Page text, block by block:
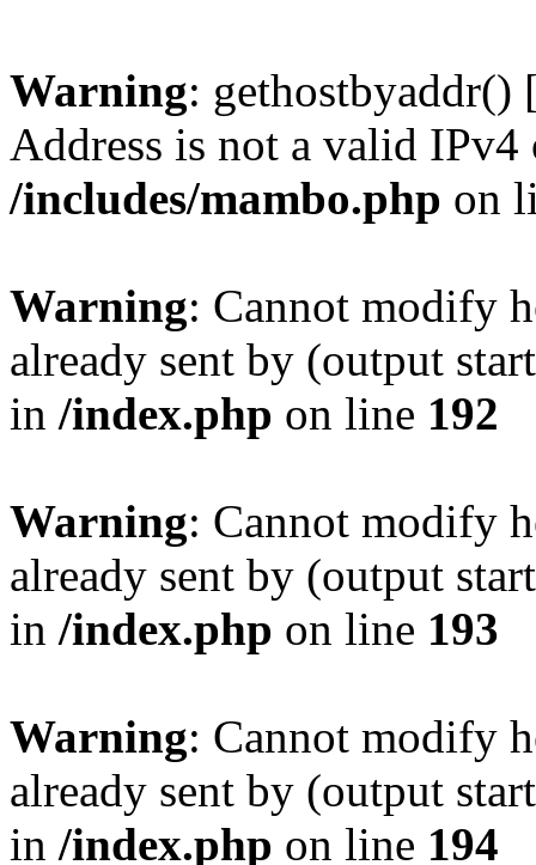
Warning: gethostbyaddr()
Address is not a valid IPv4
/includes/mambo.php on
Warning: Cannot modify
already sent by (output
in /index.php on line 192
Warning: Cannot modify
already sent by (output
in /index.php on line 193
Warning: Cannot modify
already sent by (output
in /index.php on line 194